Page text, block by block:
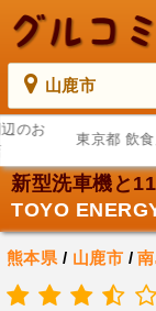
山鹿市
のお
東京都 飲
新型洗車機と
TOYO
熊本県 / 山鹿市 /